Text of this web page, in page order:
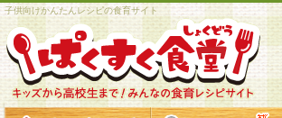
子供向けかんたんレシピの食育サイト